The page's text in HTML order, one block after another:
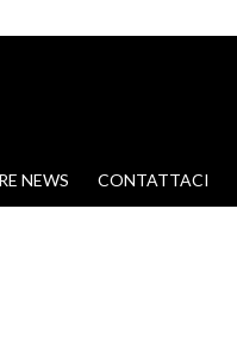
NEWS CONTATTACI